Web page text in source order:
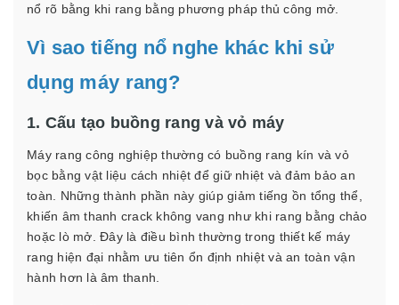
nổ rõ bằng khi rang bằng phương pháp thủ công mở.
Vì sao tiếng nổ nghe khác khi sử
dụng máy rang?
1. Cấu tạo buồng rang và vỏ máy
Máy rang công nghiệp thường có buồng rang kín và vỏ
bọc bằng vật liệu cách nhiệt để giữ nhiệt và đảm bảo an
toàn. Những thành phần này giúp giảm tiếng ồn tổng thể,
khiến âm thanh crack không vang như khi rang bằng chảo
hoặc lò mở. Đây là điều bình thường trong thiết kế máy
rang hiện đại nhằm ưu tiên ổn định nhiệt và an toàn vận
hành hơn là âm thanh.